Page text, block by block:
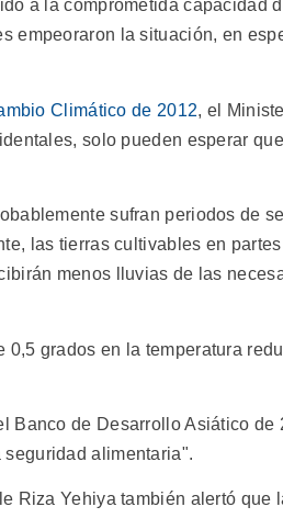
a la comprometida capacidad
empeoraron la situación, en
Climático de 2012, el
solo pueden esperar
sufran periodos de
las tierras cultivables en
menos lluvias de las
0,5 grados en la temperatura
Banco de Desarrollo Asiático
alimentaria".
Riza Yehiya también alertó que